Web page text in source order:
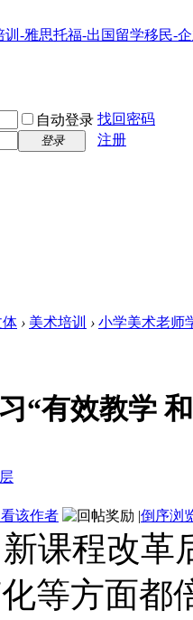
-雅思托福-出国留学移民-
自动登录 找回密码
登录
注册
体 › 美术培训 › 小学美术老师
“有效教学
该作者 |倒序浏
课程改革
等方面都